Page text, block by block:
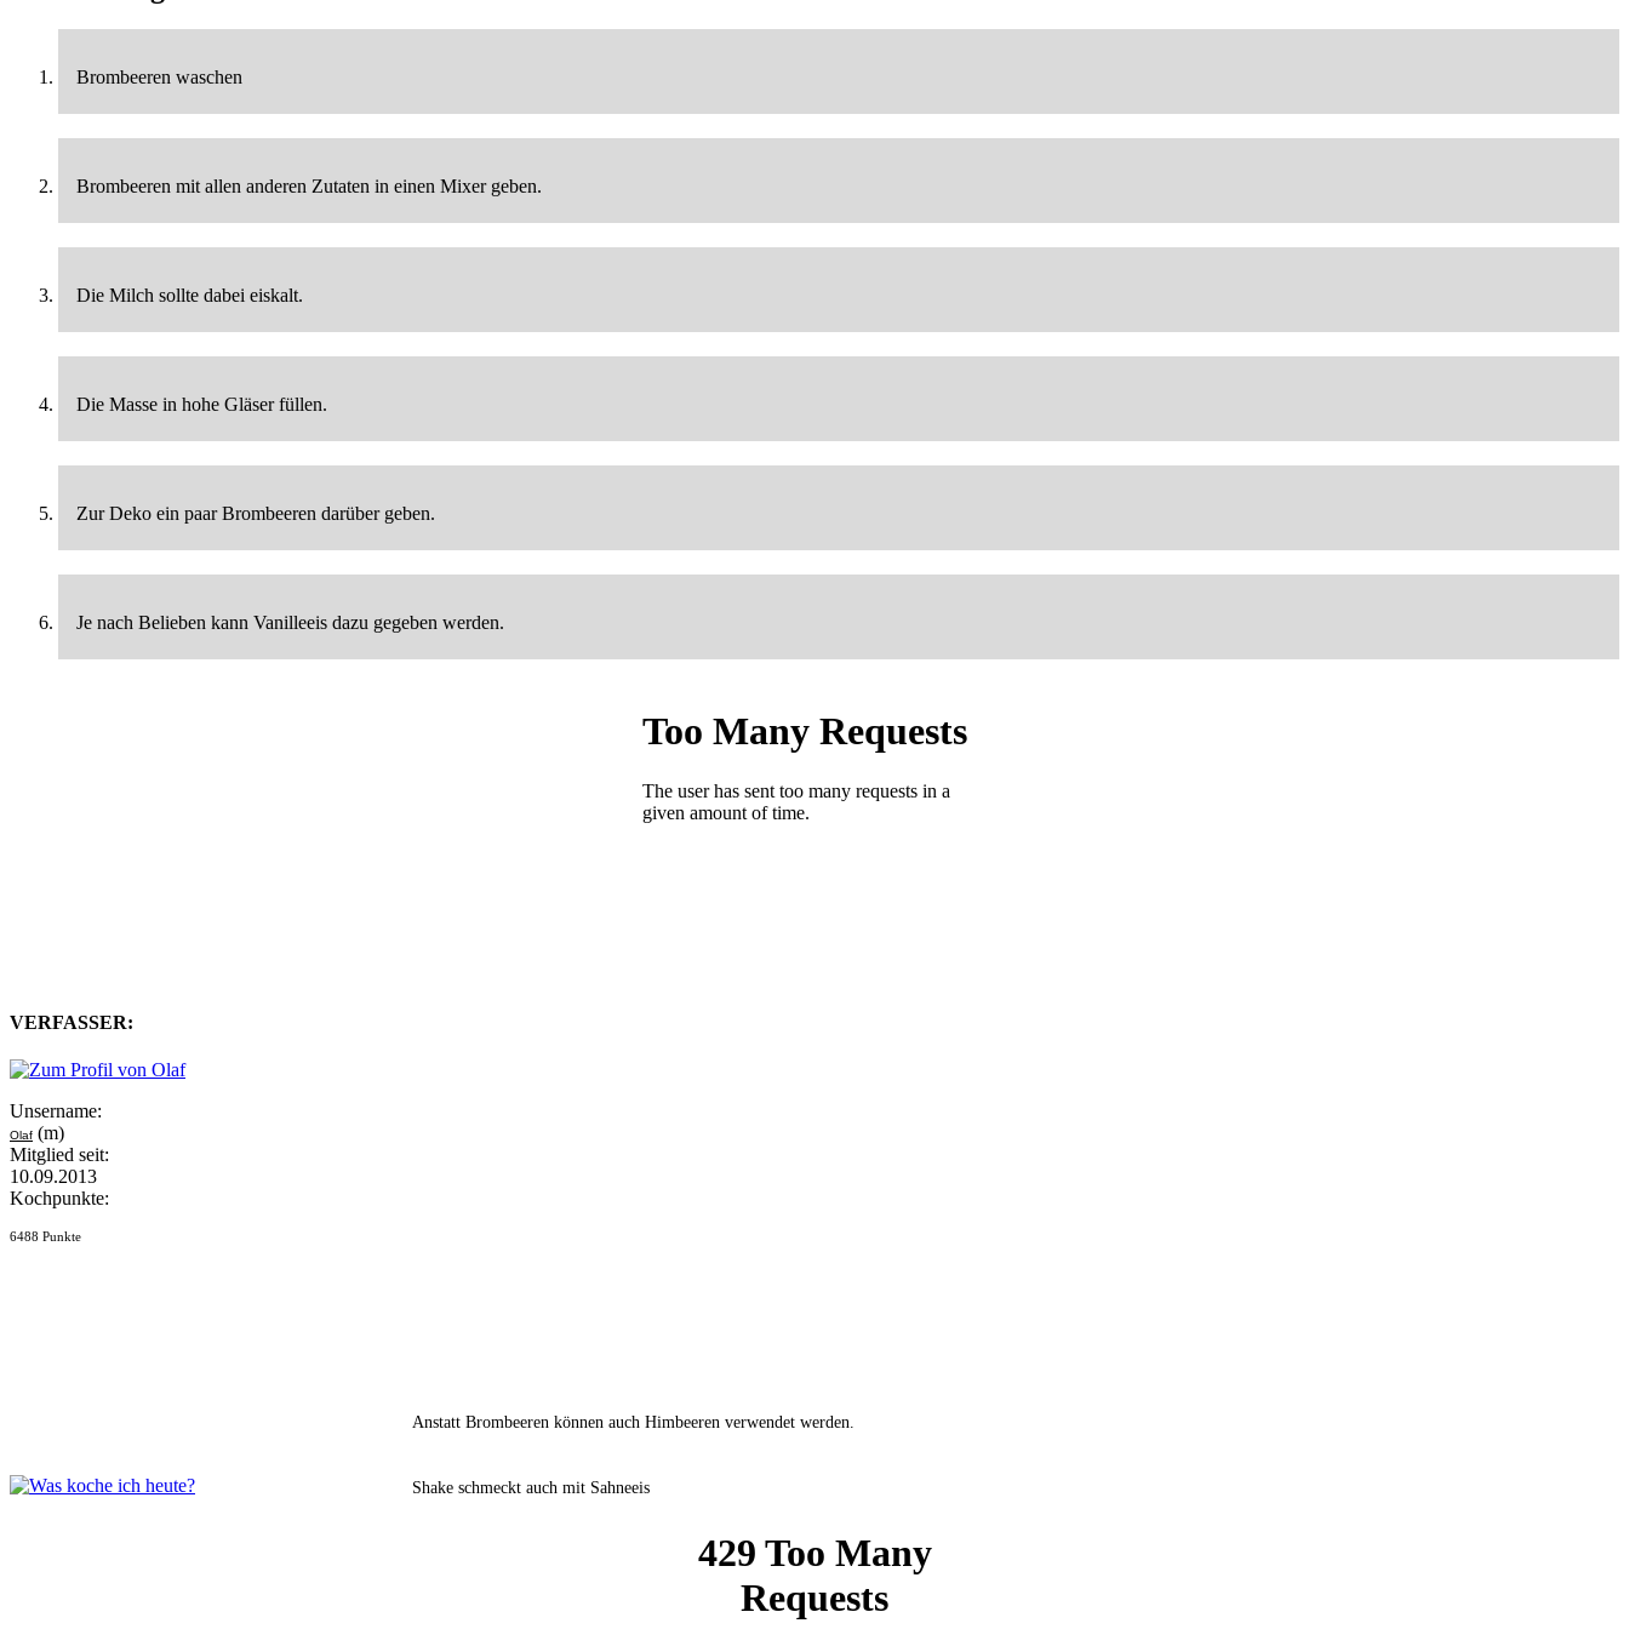
Brombeeren waschen
Brombeeren mit allen anderen Zutaten in einen Mixer geben.
Die Milch sollte dabei eiskalt.
Die Masse in hohe Gläser füllen.
Zur Deko ein paar Brombeeren darüber geben.
Je nach Belieben kann Vanilleeis dazu gegeben werden.
VERFASSER:
Unsername:
Olaf (m)
Mitglied seit:
10.09.2013
Kochpunkte:
6488 Punkte
Anstatt Brombeeren können auch Himbeeren verwendet werden.
Shake schmeckt auch mit Sahneeis